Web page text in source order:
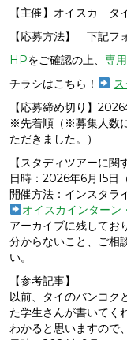
【主催】オイスカ タ
【応募方法】 下記フ
HPをご確認の上、 専
チラシはこちら！
【応募締め切り】
※先着順（※募集人数
ただきました。）
【スタディツアーに関
日時：2026年6月15日
開催方法：インスタラ
オイスカインターン
アーカイブに残してお
分からないこと、ご相
い。
【参考記事】
以前、タイのバンコク
た学生さんが書いてく
わかると思いますので